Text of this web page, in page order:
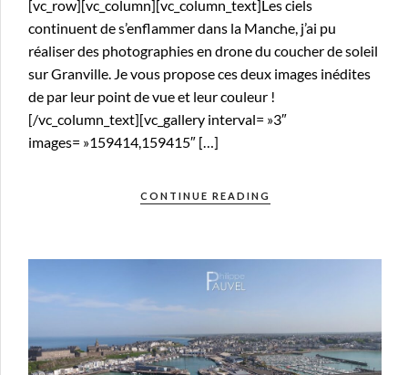
[vc_row][vc_column][vc_column_text]Les ciels
continuent de s’enflammer dans la Manche, j’ai pu
réaliser des photographies en drone du coucher de soleil
sur Granville. Je vous propose ces deux images inédites
de par leur point de vue et leur couleur !
[/vc_column_text][vc_gallery interval= »3″
images= »159414,159415″ […]
CONTINUE READING